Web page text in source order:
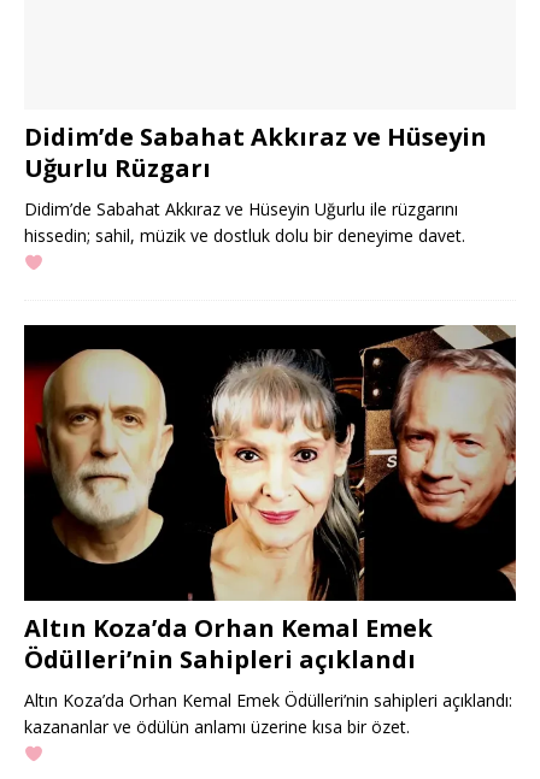
Didim’de Sabahat Akkıraz ve Hüseyin
Uğurlu Rüzgarı
Didim’de Sabahat Akkıraz ve Hüseyin Uğurlu ile rüzgarını
hissedin; sahil, müzik ve dostluk dolu bir deneyime davet.
Altın Koza’da Orhan Kemal Emek
Ödülleri’nin Sahipleri açıklandı
Altın Koza’da Orhan Kemal Emek Ödülleri’nin sahipleri açıklandı:
kazananlar ve ödülün anlamı üzerine kısa bir özet.